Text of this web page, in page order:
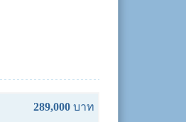
289,000 บาท